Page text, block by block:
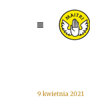
9 kwietnia 2021